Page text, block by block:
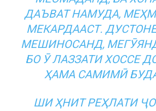
ДАЪВАТ НАМУДА,
МЕКАРДААСТ.
МЕШИНОСАНД,
БО Ӯ ЛАЗЗАТИ ХОССЕ
ҲАМА САМИМӢ
ШИ ҲНИТ РЕҲЛАТИ